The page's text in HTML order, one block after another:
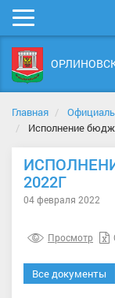
Мобильное
меню
Главная
Исполнение
2022Г
04 февраля 2022
Просмотр
Все документы